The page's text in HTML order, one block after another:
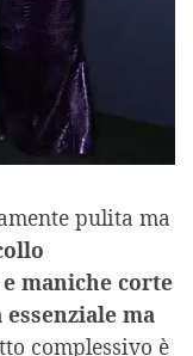
pulita ma
maniche corte
ma
complessivo è